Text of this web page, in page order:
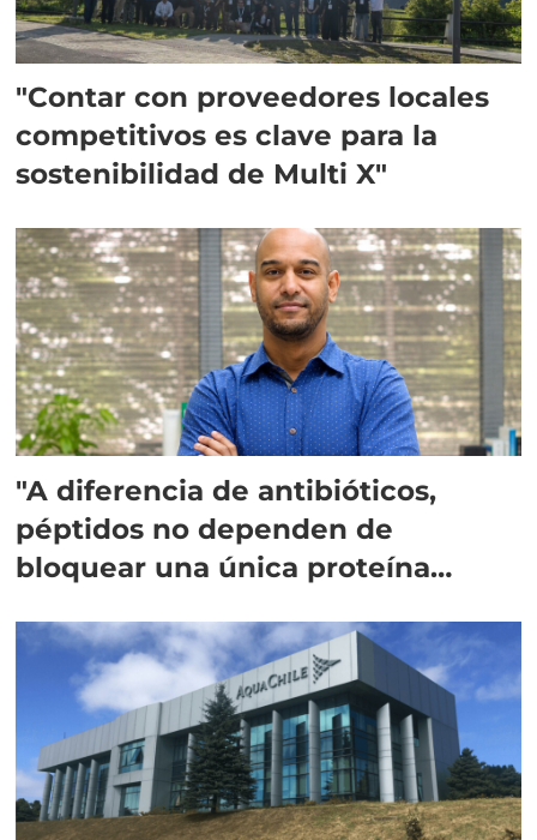
"Contar con proveedores locales
competitivos es clave para la
sostenibilidad de Multi X"
"A diferencia de antibióticos,
péptidos no dependen de
bloquear una única proteína